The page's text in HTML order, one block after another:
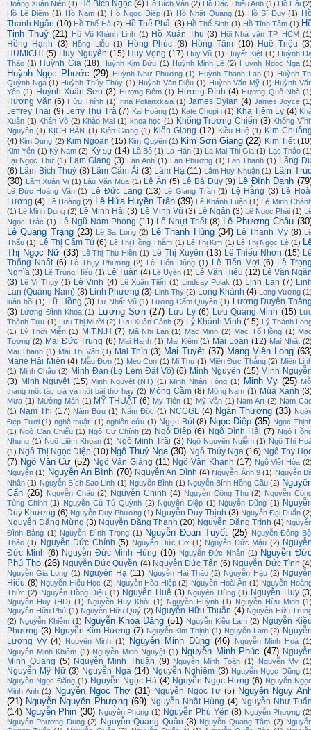
Hoàng Xuân Niên (1) Hồ Bích Ngọc (4) Hồ Bích Vân (2) Hồ Đắc Thiếu Anh (1) Hồ Hải
Hồ Lê Diêm (1) Hồ Nam (1) Hồ Ngọc Diệp (1) Hồ Nhật Quang (1) Hồ Sĩ Duy (1)
Thanh Ngân (10) Hồ Thế Hà (2) Hồ Thế Phất (3) Hồ Thế Sinh (1) Hồ Tĩnh Tâm (1)
Tịnh Thuỷ (21) Hồ Vũ Khánh Linh (1) Hồ Xuân Thu (3) Hội Nhà văn TP. HCM
Hồng Hạnh (3) Hồng Liễu (1) Hồng Phúc (8) Hồng Tâm (10) Huệ Triệu
HUMICHI
(5) Huy Nguyên (15) Huy Vọng (17) Huy Vũ (1) Huyết Kiệt (1) Huỳnh
Thảo (1) Huỳnh Gia (18) Huỳnh Kim Bửu (1) Huỳnh Minh Lệ (2) Huỳnh Ngọc Nga
Huỳnh Ngọc Phước (29) Huỳnh Như Phương (1) Huỳnh Thanh Lan (1)
Huỳnh
Quỳnh Nga (1) Huỳnh Thúy Thúy (1) Huỳnh Văn Diệu (1) Huỳnh Văn Mỹ (1) Huỳnh
Yên (1) Huỳnh Xuân Sơn (3) Hương Đêm (1) Hương Đình (4) Hương Quê Nhà
Hương Văn (6) Hửu Thỉnh (1) Irina Polianxkaia (1) James Dylan (4) James Joyce
Jeffrey Thai (9) Jerry Thu Trà (7) Kai Hoàng (1) Kate Chopin (1) Kha Tiệm Ly (4)
Xuân (1) Khán Võ (2) Khảo Mai (1) khoa học (1) Khổng Trường Chiến (3) Khổng
Nguyên (1) KỊCH BẢN (1) Kiên Giang (1) Kiến Giang (12) Kiều Huệ (1) Kim
(4) Kim Dung (2) Kim Ngoan (15) Kim Quyên (1) Kim Sơn Giang (22) Kim Tiết
Kim Yến (1) Kỳ Nam (2) Ký sự (14) Lã Bố (1) La Hán (1) La Mai Thi Gia (1) Lạc Thảo
Lại Ngọc Thư (1) Lam Giang (3) Lan Anh (1) Lan Phương (1) Lan Thanh (1) Lãng
(6) Lâm Bích Thuỷ (8) Lâm Cẩm Ái (3) Lâm Hạ (11) Lâm Huy Nhuận (1) Lâm
(30) Lâm Xuân Vi (1) Lâu Văn Mua (1) Lê Ân (5) Lê Bá Duy (9) Lê Đình Danh
Lê Đức Hoàng Vân (1) Lê Đức Lang (13) Lê Giang Trần (1) Lệ Hằng (3) Lê
Lương (4) Lê Hoàng (2) Lê Hứa Huyền Trân (39) Lê Khánh Luận (1) Lê Minh
(1) Lê Minh Dung (2) Lê Minh Hải (3) Lê Minh Vũ (3) Lê Ngân (3) Lê Ngọc Phái (1)
Ngọc Trác (1) Lê Ngũ Nam Phong (11) Lê Nhựt Triết (8) Lê Phương Châu
Lê Quang Trạng (23) Lê Sa Long (2) Lê Thanh Hùng (34) Lê Thanh My (8)
Thấu (1) Lê Thị Cẩm Tú (6) Lê Thị Hồng Thắm (1) Lê Thị Kim (1) Lê Thị Ngọc Lệ (1)
Thị Ngọc Nữ (33) Lê Thị Thu Hiền (1) Lê Thị Xuyên (13) Lê Thiếu Nhơn (15)
Thống Nhất (6) Lê Thụy Phương (2) Lê Tiến Dũng (1) Lê Tiến Mợi (6) Lê
Nghĩa (3) Lê Trung Hiếu (1) Lê Tuân (4) Lê Uyên (1) Lê Văn Hiếu (12) Lê Văn
(3) Lê Vi Thuỷ (1) Lê Vinh (4) Lê Xuân Tiến (1) Lindsay Polak (1) Linh Lan (7)
Lan (Quảng Nam) (8) Linh Phương (3) Linh Thy (2) Long Khánh (4) Long Vương
luân hồi (1) Lữ Hồng (3) Lư Nhất Vũ (1) Lương Cẩm Quyên (1) Lương Duyên
(3) Lương Đình Khoa (1) Lương Sơn (27) Lưu Ly (6) Lưu Quang Minh (15)
Thành Tựu (1) Lưu Thị Mười (2) Lưu Xuân Cảnh (2) Lý Khánh Vinh (15) Lý Thành
(1)
Lý Thời Miễn (1) M.T.N.H (7) Mã Nhị Lan (1) Mạc Minh (2) Mạc Tố Hồng (1)
Tường (2) Mai Đức Trung (6) Mai Hạnh (1) Mai Kiệm (1) Mai Loan (12) Mai Nhật
Mai Thanh (1) Mai Thị Vân (1) Mai Thìn (3) Mai Tuyết (37) Mang Viên Long
Marie Hải Miên (4) Mẫu Đơn (1) Mèo Con (1) Mi Thu (1) Miên Đức Thắng (2) Miên
(1) Minh Châu (2) Minh Đan (Lọ Lem Đất Võ) (6) Minh Nguyên (15) Minh
(3) Minh Nguyệt (15) Minh Nguyệt (NT) (1) Minh Nhân Tông (1) Minh Vy (25)
tháng một tác giả và một bài thơ hay (2) Mộng Cầm (8) Mộng Nam (1) Mùa Xanh
Mưa (1) Mường Mán (1) MỸ THUẬT (6) My Tiên (1) Mỹ Vân (1) Nam Art (2) Nam
(1) Nam Thi (17) Năm Bửu (1) Nấm Độc (1) NCCGL (4) Ngàn Thương (33)
Đẹp Tươi (1) nghệ thuật. (1) nghiên cứu (1) Ngọc Bút (8) Ngọc Diệp (35) Ngọc
(1) Ngô Càn Chiểu (1) Ngô Cự Chính (2) Ngô Diệp (6) Ngô Đình Hải (7) Ngô
Nhung (1) Ngô Liêm Khoan (1) Ngô Minh Trãi (3) Ngô Nguyên Ngiễm (1) Ngô Thị
(1) Ngô Thị Ngọc Diệp (10) Ngô Thuý Nga (30) Ngô Thúy Nga (16) Ngô Thy
(7) Ngô Văn Cư (52) Ngô Văn Giảng (11) Ngô Văn Khanh (17) Ngô Viết Hòa
Nguyễn (1) Nguyễn An Bình (70) Nguyễn An Đình (4) Nguyễn Ánh 9 (1) Nguyễn
Nhân (1) Nguyễn Bích Sao Linh (1) Nguyễn Bình (1) Nguyễn Bính Hồng Cầu (2)
Cẩn (26) Nguyễn Châu (2) Nguyễn Chinh (4) Nguyễn Công Thụ (2) Nguyễn
Tùng Chinh (1) Nguyễn Cử Tú Quỳnh (2) Nguyên Diệp (1) Nguyễn Dũng (1)
Duy Khương (6) Nguyễn Duy Phương (1) Nguyễn Duy Thịnh (3) Nguyễn Đại Duẩn
Nguyễn Đặng Mừng (3) Nguyễn Đăng Thanh (20) Nguyễn Đăng Trình (4)
Đình Bảng (1) Nguyễn Đình Trọng (1) Nguyễn Đoan Tuyết (25)
Nguyễn Đồng
Thảo (1) Nguyễn Đức Chính (5) Nguyễn Đức Cơ (1) Nguyễn Đức Mậu (2)
Đức Minh (6) Nguyễn Đức Minh Hùng (10) Nguyễn Đức Nhân (1) Nguyễn
Phú Thọ (26) Nguyễn Đức Quyền (4) Nguyễn Đức Tấn (6) Nguyễn Đức Tình
Nguyễn Gia Long (1) Nguyên Hạ (11) Nguyễn Hải Thảo (2) Nguyễn Hậu (2)
Hiếu (8) Nguyễn Hiếu Học (2) Nguyễn Hòa Hiệp (2) Nguyễn Hoài Ân (1) Nguyễn
Thức (2) Nguyễn Hồng Diệu (1) Nguyễn Huệ (3) Nguyên Hùng (1) Nguyễn Huy
Nguyễn Huy (HD) (1) Nguyễn Huy Khôi (1) Nguyễn Huỳnh (1) Nguyễn Hữu Minh
Nguyễn Hữu Phú (1) Nguyễn Hữu Quý (2) Nguyễn Hữu Thuần (4) Nguyễn Hữu
(2) Nguyễn Khiêm (1) Nguyễn Khoa Đăng (51) Nguyễn Kiều Lam (2) Nguyễn
Phương (3) Nguyễn Kim Hương (7) Nguyễn Kim Thịnh (1) Nguyễn Lam (2)
Lương Vỵ (4) Nguyên Minh (1) Nguyễn Minh Dũng (46) Nguyễn Minh Hoà
Nguyễn Minh Khiêm (1) Nguyễn Minh Nguyệt (1) Nguyễn Minh Phúc (47)
Minh Quang (5) Nguyễn Minh Thuận (9) Nguyễn Minh Toàn (1) Nguyễn Mỳ
Nguyễn Mỹ Nữ (3) Nguyễn Nga (14) Nguyễn Nghiêm (3) Nguyễn Ngọc Dũng
Nguyễn Ngọc Đặng (1) Nguyễn Ngọc Hà (4) Nguyễn Ngọc Hưng (6) Nguyễn
Minh Anh (1) Nguyễn Ngọc Thơ (31) Nguyễn Ngọc Tư (5) Nguyễn Nguy
(21) Nguyễn Nguyên Phượng (69) Nguyễn Nhật Hùng (4) Nguyễn Như
(14) Nguyễn Phin (30) Nguyên Phong (1) Nguyễn Phú Yên (8) Nguyễn Phượng
Nguyễn Phương Dung (2) Nguyễn Quang Quân (8) Nguyễn Quang Tâm (2)